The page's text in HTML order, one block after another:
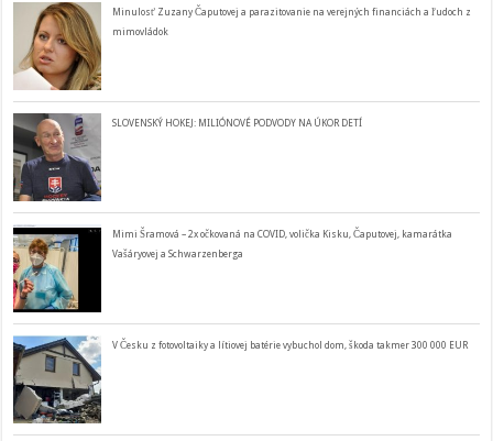
Minulosť Zuzany Čaputovej a parazitovanie na verejných financiách a ľudoch z
mimovládok
SLOVENSKÝ HOKEJ: MILIÓNOVÉ PODVODY NA ÚKOR DETÍ
Mimi Šramová – 2x očkovaná na COVID, volička Kisku, Čaputovej, kamarátka
Vašáryovej a Schwarzenberga
V Česku z fotovoltaiky a lítiovej batérie vybuchol dom, škoda takmer 300 000 EUR